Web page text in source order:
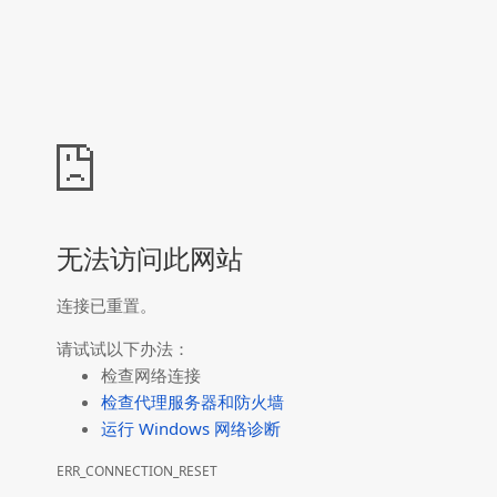
无法访问此网站
连接已重置。
请试试以下办法：
检查网络连接
检查代理服务器和防火墙
运行 Windows 网络诊断
ERR_CONNECTION_RESET